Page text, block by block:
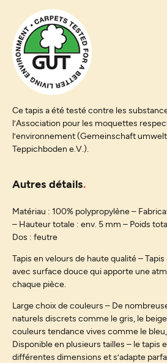
Ce tapis a été testé contre les
l’Association pour les moquettes
l’environnement (Gemeinschaft
Teppichboden e.V.).
Autres détails
Matériau : 100% polypropylène –
– Hauteur totale : env. 5 mm – Poids
Dos : feutre
Tapis en velours de haute qualité –
avec surface douce qui apporte une
chaque pièce.
Large choix de couleurs – De
naturels discrets comme le gris, le
couleurs tendance vives comme le
Disponible en plusieurs tailles – le tapis
différentes dimensions et s’adapte